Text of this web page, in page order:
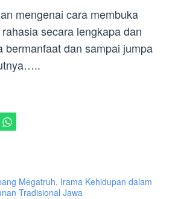
mengenai cara membuka
secara lengkapa dan
bermanfaat dan sampai jumpa
Megatruh, Irama Kehidupan dalam
Tradisional Jawa